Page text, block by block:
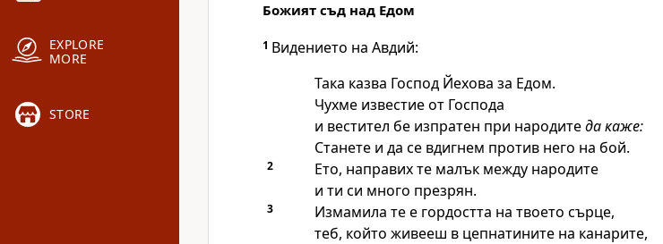
EXPLORE
MORE
STORE
Божият съд над Едом
1 Видението на Авдий:
Така казва Господ Йехова за Едом.
Чухме известие от Господа
и вестител бе изпратен при народитеда каже:
Станете и да се вдигнем против него на бой.
2
Ето, направих те малък между народите
и ти си много презрян.
3
Измамила те е гордостта на твоето сърце,
теб, който живееш в цепнатините на канарите,